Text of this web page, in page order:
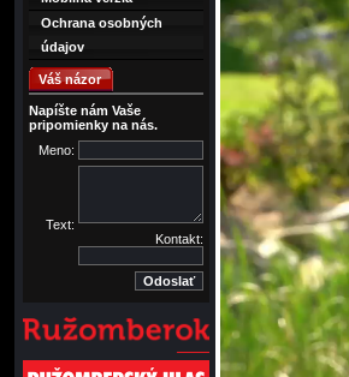
Ochrana osobných
údajov
Váš názor
Napíšte nám Vaše
pripomienky na nás.
Meno:
Text:
Kontakt: